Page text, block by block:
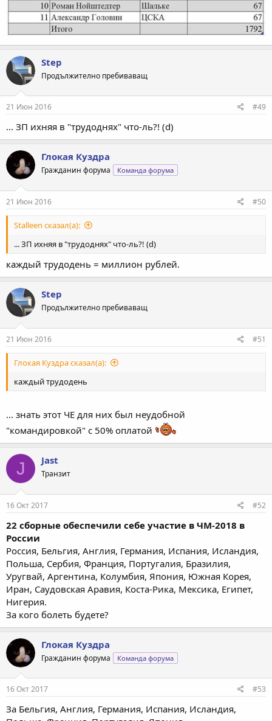
Step
Продължително пребиваващ
21 Июн 2016 #49
... ЗП ихняя в "трудоднях" что-ль?! (d)
Глокая Куздра
Гражданин форума Команда форума
21 Июн 2016 #50
Stalleen сказал(а):
... ЗП ихняя в "трудоднях" что-ль?! (d)
каждый трудодень = миллион рублей.
Step
Продължително пребиваващ
21 Июн 2016 #51
Глокая Куздра сказал(а):
каждый трудодень
... знать этот ЧЕ для них был неудобной
"командировкой" с 50% оплатой
J Jast
Транзит
16 Окт 2017 #52
22 сборные обеспечили себе участие в ЧМ-2018 в
России
Россия, Бельгия, Англия, Германия, Испания, Исландия,
Польша, Сербия, Франция, Португалия, Бразилия,
Уругвай, Аргентина, Колумбия, Япония, Южная Корея,
Иран, Саудовская Аравия, Коста-Рика, Мексика, Египет,
Нигерия.
За кого болеть будете?
Глокая Куздра
Гражданин форума Команда форума
16 Окт 2017 #53
За Бельгия, Англия, Германия, Испания, Исландия,